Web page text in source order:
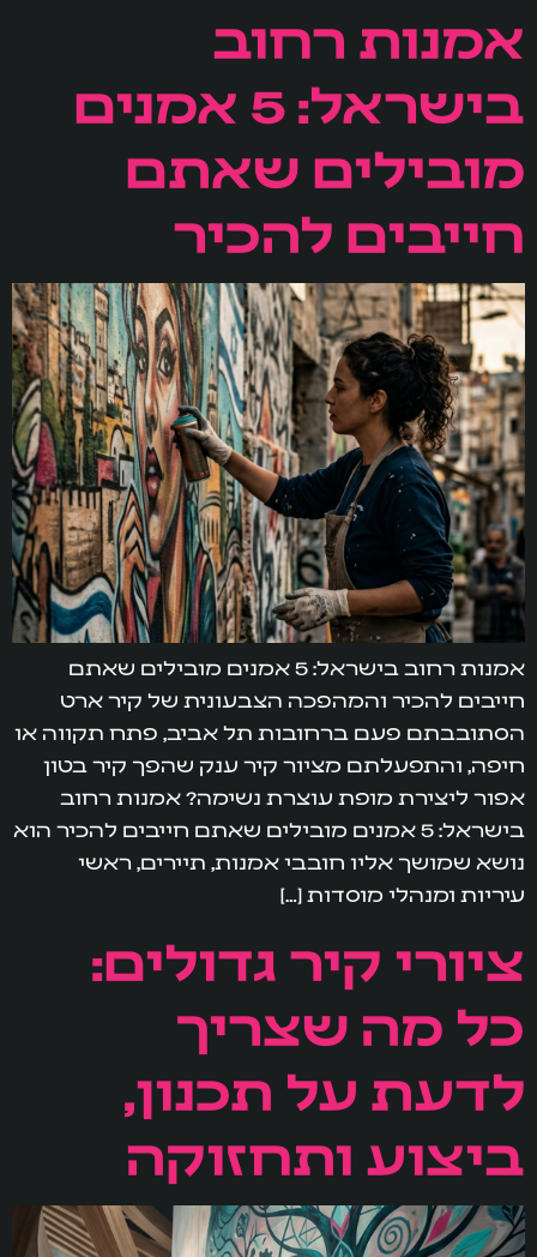
אמנות רחוב
בישראל: 5 אמנים
מובילים שאתם
חייבים להכיר
אמנות רחוב בישראל: 5 אמנים מובילים שאתם
חייבים להכיר והמהפכה הצבעונית של קיר ארט
הסתובבתם פעם ברחובות תל אביב, פתח תקווה או
חיפה, והתפעלתם מציור קיר ענק שהפך קיר בטון
אפור ליצירת מופת עוצרת נשימה? אמנות רחוב
בישראל: 5 אמנים מובילים שאתם חייבים להכיר הוא
נושא שמושך אליו חובבי אמנות, תיירים, ראשי
עיריות ומנהלי מוסדות […]
ציורי קיר גדולים:
כל מה שצריך
לדעת על תכנון,
ביצוע ותחזוקה